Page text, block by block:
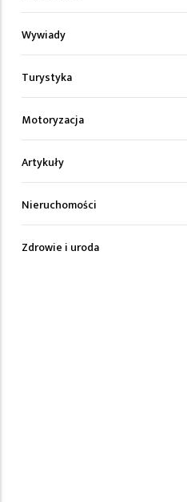
Wywiady
Turystyka
Motoryzacja
Artykuły
Nieruchomości
Zdrowie i uroda